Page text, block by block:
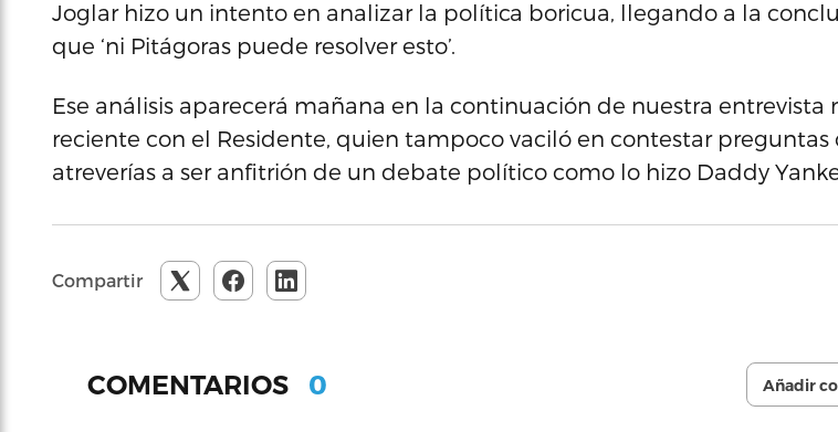
Joglar hizo un intento en analizar la política boricua, llegando a la
que ‘ni Pitágoras puede resolver esto’.
Ese análisis aparecerá mañana en la continuación de nuestra entrevista
reciente con el Residente, quien tampoco vaciló en contestar preguntas
atreverías a ser anfitrión de un debate político como lo hizo Daddy
Compartir
COMENTARIOS 0 Añadir